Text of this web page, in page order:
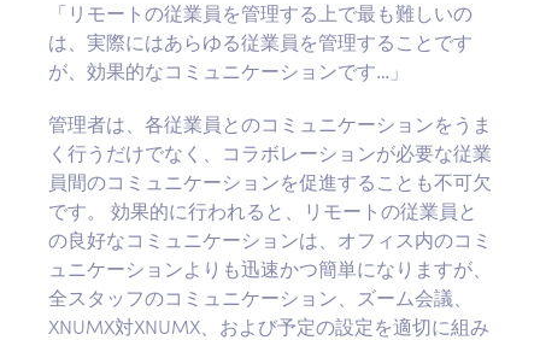
「リモートの従業員を管理する上で最も難しいの
は、実際にはあらゆる従業員を管理することです
が、効果的なコミュニケーションです…」
管理者は、各従業員とのコミュニケーションをうま
く行うだけでなく、コラボレーションが必要な従業
員間のコミュニケーションを促進することも不可欠
です。 効果的に行われると、リモートの従業員と
の良好なコミュニケーションは、オフィス内のコミ
ュニケーションよりも迅速かつ簡単になりますが、
全スタッフのコミュニケーション、ズーム会議、
XNUMX対XNUMX、および予定の設定を適切に組み